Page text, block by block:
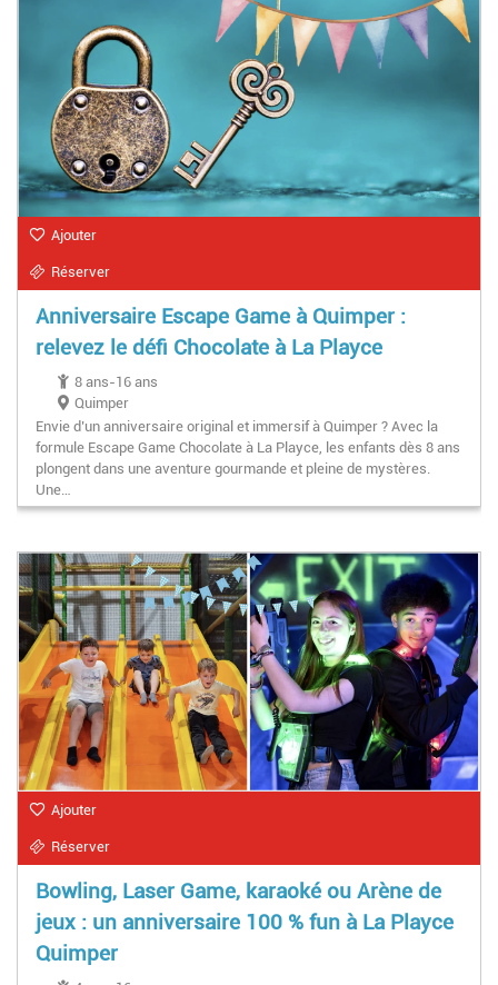
Ajouter
Réserver
Anniversaire Escape Game à Quimper :
relevez le défi Chocolate à La Playce
8 ans-16 ans
Quimper
Envie d’un anniversaire original et immersif à Quimper ? Avec la
formule Escape Game Chocolate à La Playce, les enfants dès 8 ans
plongent dans une aventure gourmande et pleine de mystères.
Une…
Ajouter
Réserver
Bowling, Laser Game, karaoké ou Arène de
jeux : un anniversaire 100 % fun à La Playce
Quimper